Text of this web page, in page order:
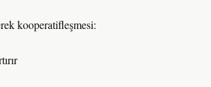
kooperatifleşmesi: